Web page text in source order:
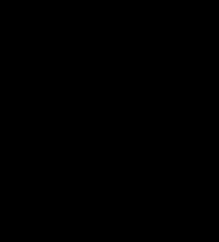
elettrica, sulla linea Paola - Cosenza,